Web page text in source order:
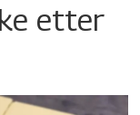
etter